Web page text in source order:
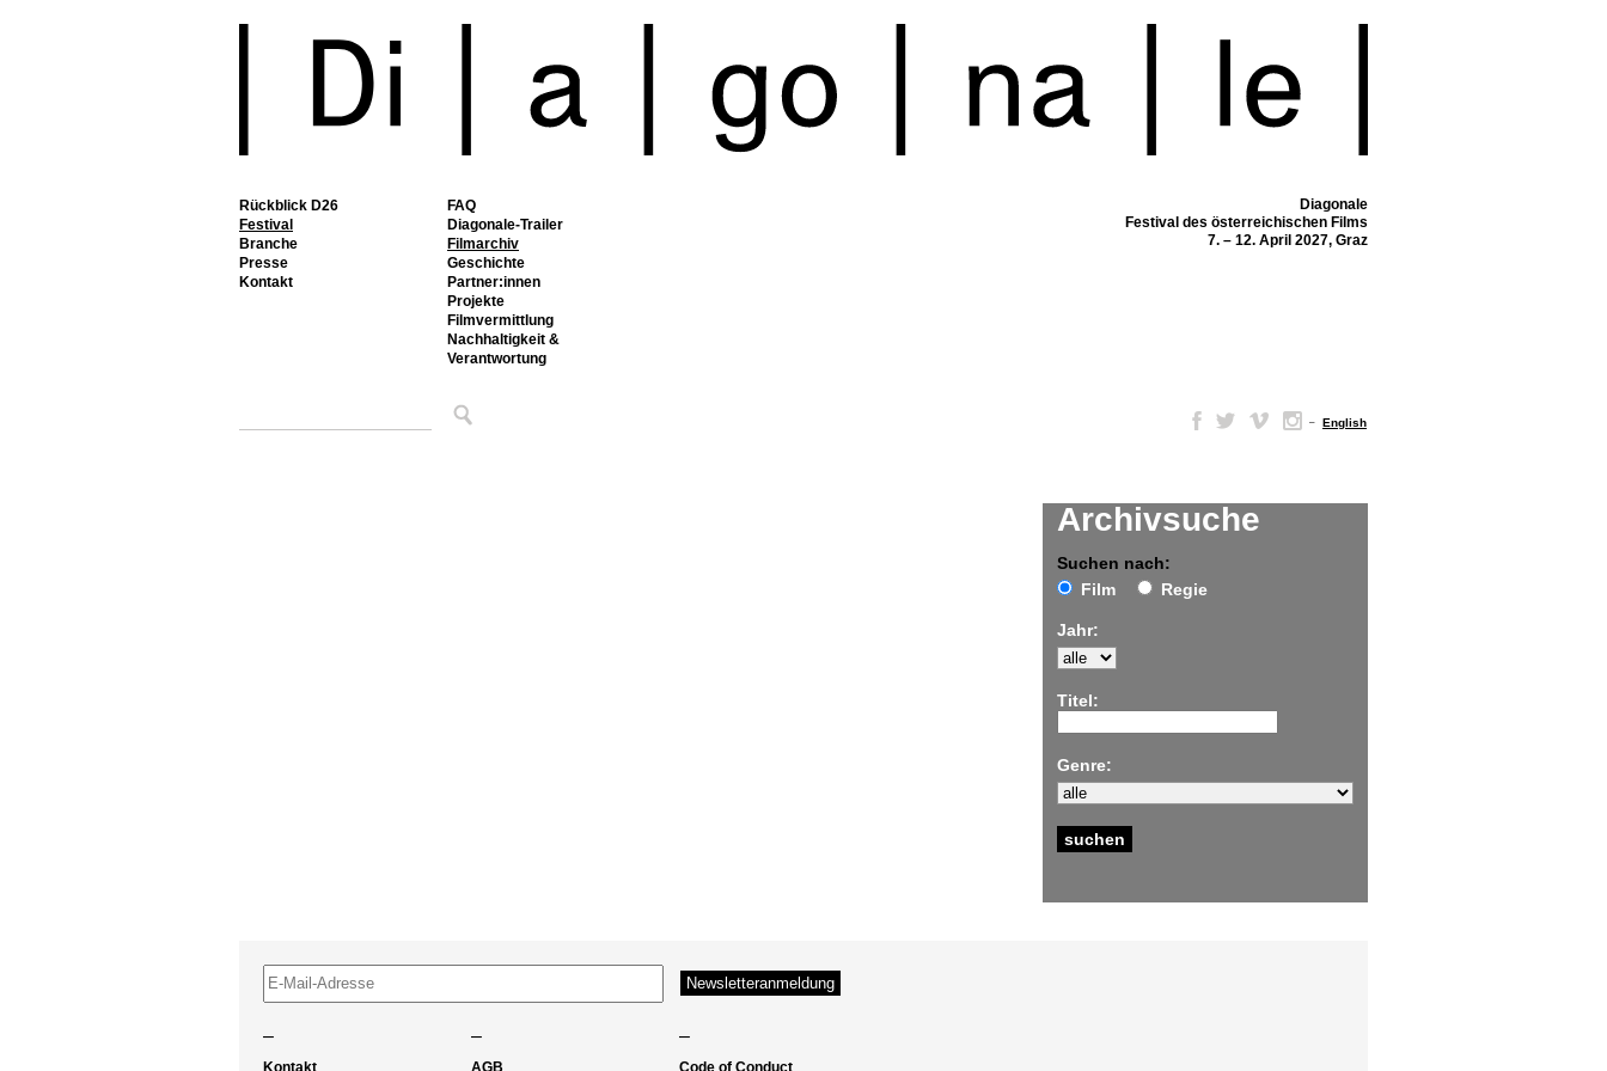
Rückblick D26
Festival
FAQ
Diagonale-Trailer
Filmarchiv
Geschichte
Partner:innen
Projekte
Filmvermittlung
Nachhaltigkeit &
Verantwortung
Branche
Presse
Kontakt
Diagonale
Festival des österreichischen Films
7. – 12. April 2027, Graz
– English
Archivsuche
Suchen nach:
Film
Regie
Jahr:
Titel:
Genre:
– – –
Kontakt AGB Code of Conduct